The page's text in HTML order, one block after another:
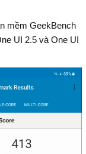
mềm GeekBench
UI 2.5 và One UI